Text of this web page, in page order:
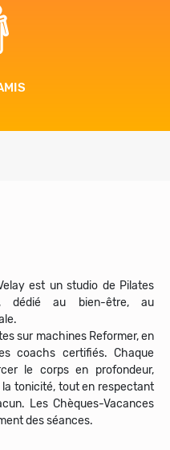
est un studio de Pilates
dédié au bien-être, au
sur machines Reformer, en
coachs certifiés. Chaque
le corps en profondeur,
tonicité, tout en respectant
Les Chèques-Vacances
des séances.